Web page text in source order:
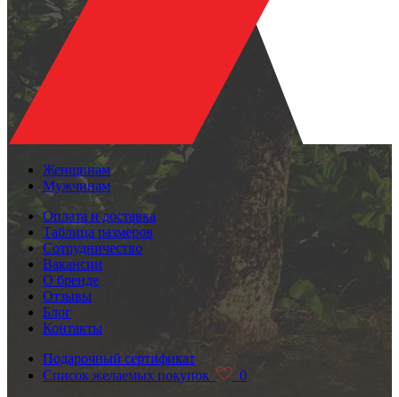
Женщинам
Мужчинам
Оплата и доставка
Таблица размеров
Сотрудничество
Вакансии
О бренде
Отзывы
Блог
Контакты
Подарочный сертификат
Список желаемых покупок
0